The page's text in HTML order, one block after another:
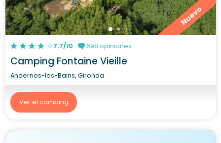
Nuevo
7.7/10 698 opiniones
Camping Fontaine Vieille
Andernos-les-Bains, Gironda
Ver el camping